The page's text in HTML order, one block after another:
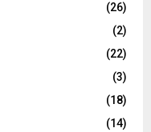
(26)
(2)
(22)
(3)
(18)
(14)